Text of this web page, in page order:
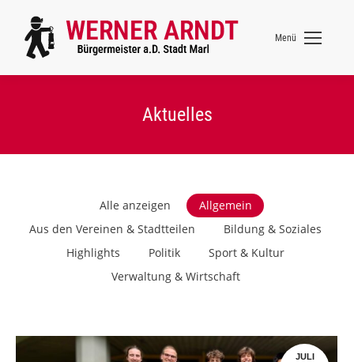
Menü
Aktuelles
Alle anzeigen
Allgemein
Aus den Vereinen & Stadtteilen
Bildung & Soziales
Highlights
Politik
Sport & Kultur
Verwaltung & Wirtschaft
JULI